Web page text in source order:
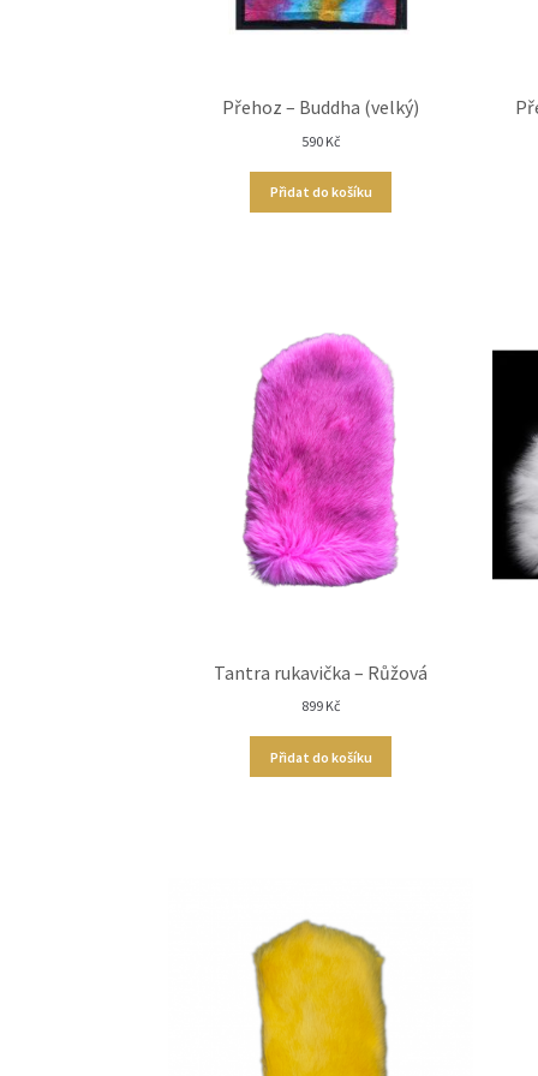
Přehoz – Buddha (velký)
590 Kč
Přidat do košíku
Tantra rukavička – Růžová
899 Kč
Přidat do košíku